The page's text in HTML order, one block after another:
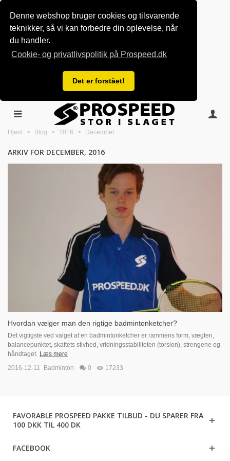
Denne webshop bruger cookies og tilsvarende
teknikker, så vi kan forbedre din oplevelse, når
du handler.
Cookie- og privatlivspolitik på Prospeed.dk
Det er forstået!
Hjem > Blog > 2016 > December
ARKIV FOR DECEMBER, 2016
Hvordan vælger man den rigtige badmintonketcher?
Det vigtigste ved valget af en badmintonketcher er rammens form, vægten,
balancepunktet, skaftets stivhed, vridningsstabiliteten (torsion), strengene og
håndtaget. Læs mere
2016-12-11
Badminton 0 17233
FAVORABLE PROSPEED PAKKE TILBUD - DU SPARER FRA
100 DKK TIL 400 DK
FACEBOOK